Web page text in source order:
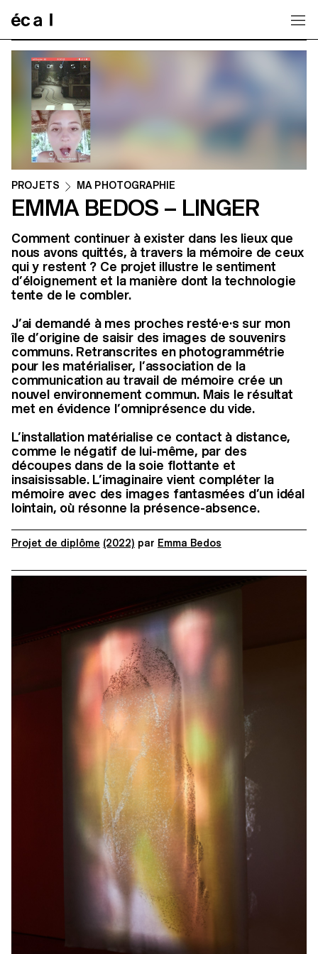
PROJETS MA PHOTOGRAPHIE
EMMA BEDOS – LINGER
Comment continuer à exister dans les lieux que
nous avons quittés, à travers la mémoire de ceux
qui y restent ? Ce projet illustre le sentiment
d’éloignement et la manière dont la technologie
tente de le combler.
J’ai demandé à mes proches resté·e·s sur mon
île d’origine de saisir des images de souvenirs
communs. Retranscrites en photogrammétrie
pour les matérialiser, l’association de la
communication au travail de mémoire crée un
nouvel environnement commun. Mais le résultat
met en évidence l’omniprésence du vide.
L’installation matérialise ce contact à distance,
comme le négatif de lui-même, par des
découpes dans de la soie flottante et
insaisissable. L’imaginaire vient compléter la
mémoire avec des images fantasmées d’un idéal
lointain, où résonne la présence-absence.
Projet de diplôme (2022) par Emma Bedos